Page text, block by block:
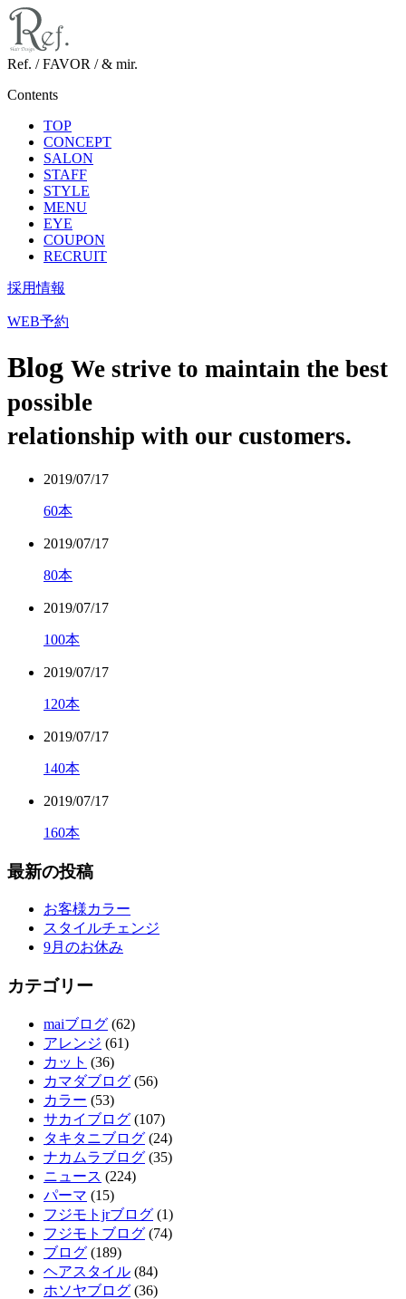
Ref. / FAVOR / & mir.
Contents
TOP
CONCEPT
SALON
STAFF
STYLE
MENU
EYE
COUPON
RECRUIT
採用情報
WEB予約
Blog We strive to maintain the best
possible
relationship with our customers.
2019/07/17
60本
2019/07/17
80本
2019/07/17
100本
2019/07/17
120本
2019/07/17
140本
2019/07/17
160本
最新の投稿
お客様カラー
スタイルチェンジ
9月のお休み
カテゴリー
maiブログ (62)
アレンジ (61)
カット (36)
カマダブログ (56)
カラー (53)
サカイブログ (107)
タキタニブログ (24)
ナカムラブログ (35)
ニュース (224)
パーマ (15)
フジモトjrブログ (1)
フジモトブログ (74)
ブログ (189)
ヘアスタイル (84)
ホソヤブログ (36)